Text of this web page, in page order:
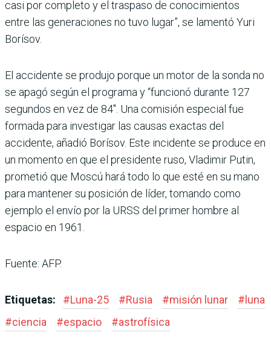
casi por completo y el traspaso de conocimientos
entre las generaciones no tuvo lugar”, se lamentó Yuri
Borísov.
El accidente se produjo porque un motor de la sonda no
se apagó según el programa y “funcionó durante 127
segundos en vez de 84″. Una comisión especial fue
formada para investigar las causas exactas del
accidente, añadió Borísov. Este incidente se produce en
un momento en que el presidente ruso, Vladimir Putin,
prometió que Moscú hará todo lo que esté en su mano
para mantener su posición de líder, tomando como
ejemplo el envío por la URSS del primer hombre al
espacio en 1961.
Fuente: AFP.
Etiquetas: #Luna-25 #Rusia #misión lunar # luna
#ciencia #espacio #astrofísica